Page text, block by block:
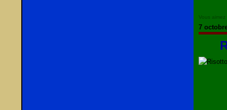
Vous aimez
7